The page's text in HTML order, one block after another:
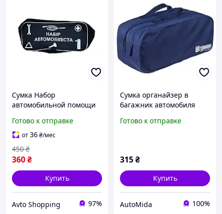
Сумка Набор
автомобильной помощи
Готово к отправке
от36₴/мес
360₴
450 ₴
Купить
Avto Shopping 97%
Сумка органайзер в
багажник автомобиля
230х520х220мм, синяя
Готово к отправке
315₴
Купить
AutoMida 100%